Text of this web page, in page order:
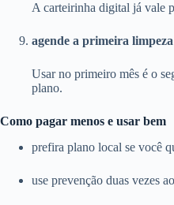
A carteirinha digital já vale
agende a primeira limpeza
Usar no primeiro mês é o
plano.
Como pagar menos e usar bem
prefira plano local se você
use prevenção duas vezes